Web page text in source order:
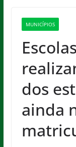
MUNICÍPIOS
dos
ainda